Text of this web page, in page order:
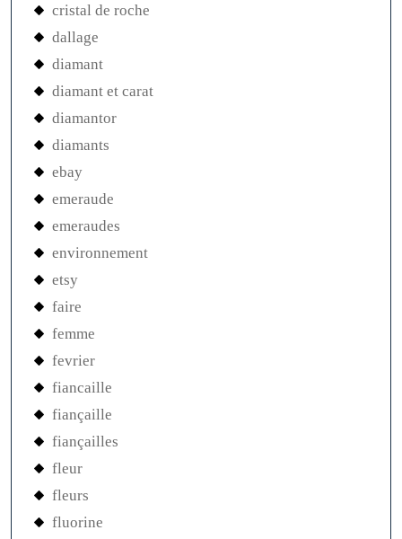
cristal de roche
dallage
diamant
diamant et carat
diamantor
diamants
ebay
emeraude
emeraudes
environnement
etsy
faire
femme
fevrier
fiancaille
fiançaille
fiançailles
fleur
fleurs
fluorine